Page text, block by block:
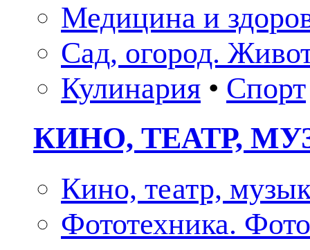
Медицина и
Сад, огород.
Кулинария • Спорт
КИНО, ТЕАТР,
Кино, театр,
Фототехника.